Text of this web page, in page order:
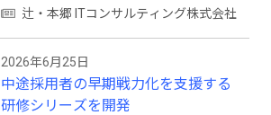
ラム」に参画
辻・本郷 ITコンサルティング株式会社
2026年6月25日
中途採用者の早期戦力化を支援する
研修シリーズを開発